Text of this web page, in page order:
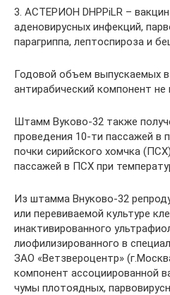
3. АСТЕРИОН DHPPiLR –
аденовирусных инфекций,
парагриппа, лептоспироза и
Годовой объем выпускаемых
антирабический компонент
Штамм Вуково-32 также
проведения 10-ти пассажей в
почки сирийского хомчка
пассажей в ПСХ при
Из штамма Внуково-32
или перевиваемой культуре
инактивированного
лиофилизированного в
ЗАО «Ветзвероцентр»
компонент ассоциированной
чумы плотоядных,